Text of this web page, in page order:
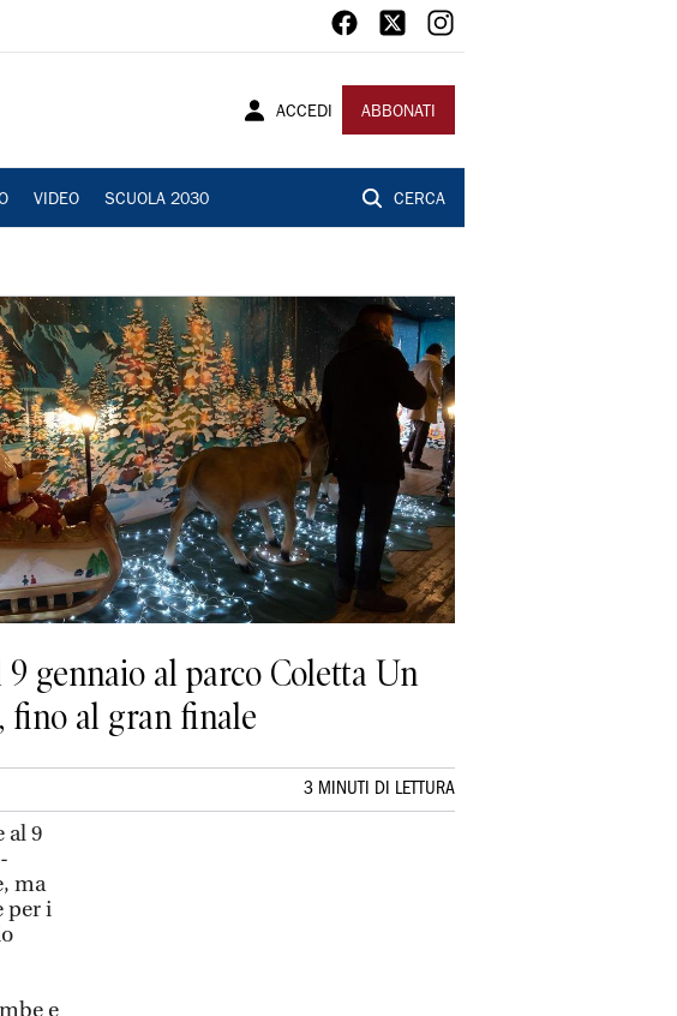
ACCEDI ABBONATI
VIDEO SCUOLA 2030 CERCA
gennaio al parco Coletta Un
fino al gran finale
3 MINUTI DI LETTURA
al 9
ma
per i
e